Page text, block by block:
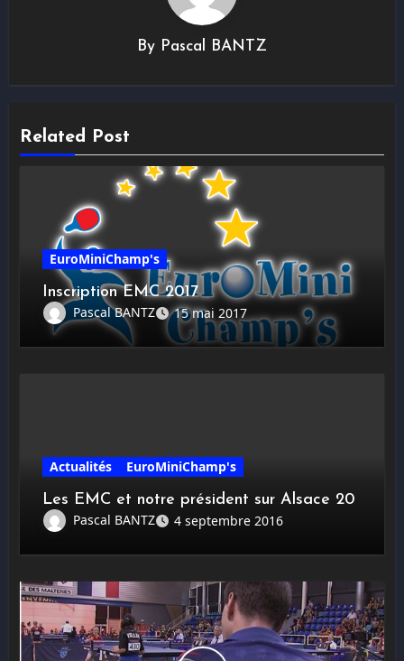
By Pascal BANTZ
Related Post
EuroMiniChamp's
Inscription EMC 2017
Pascal BANTZ
15 mai 2017
Actualités
EuroMiniChamp's
Les EMC et notre président sur Alsace 20
Pascal BANTZ
4 septembre 2016